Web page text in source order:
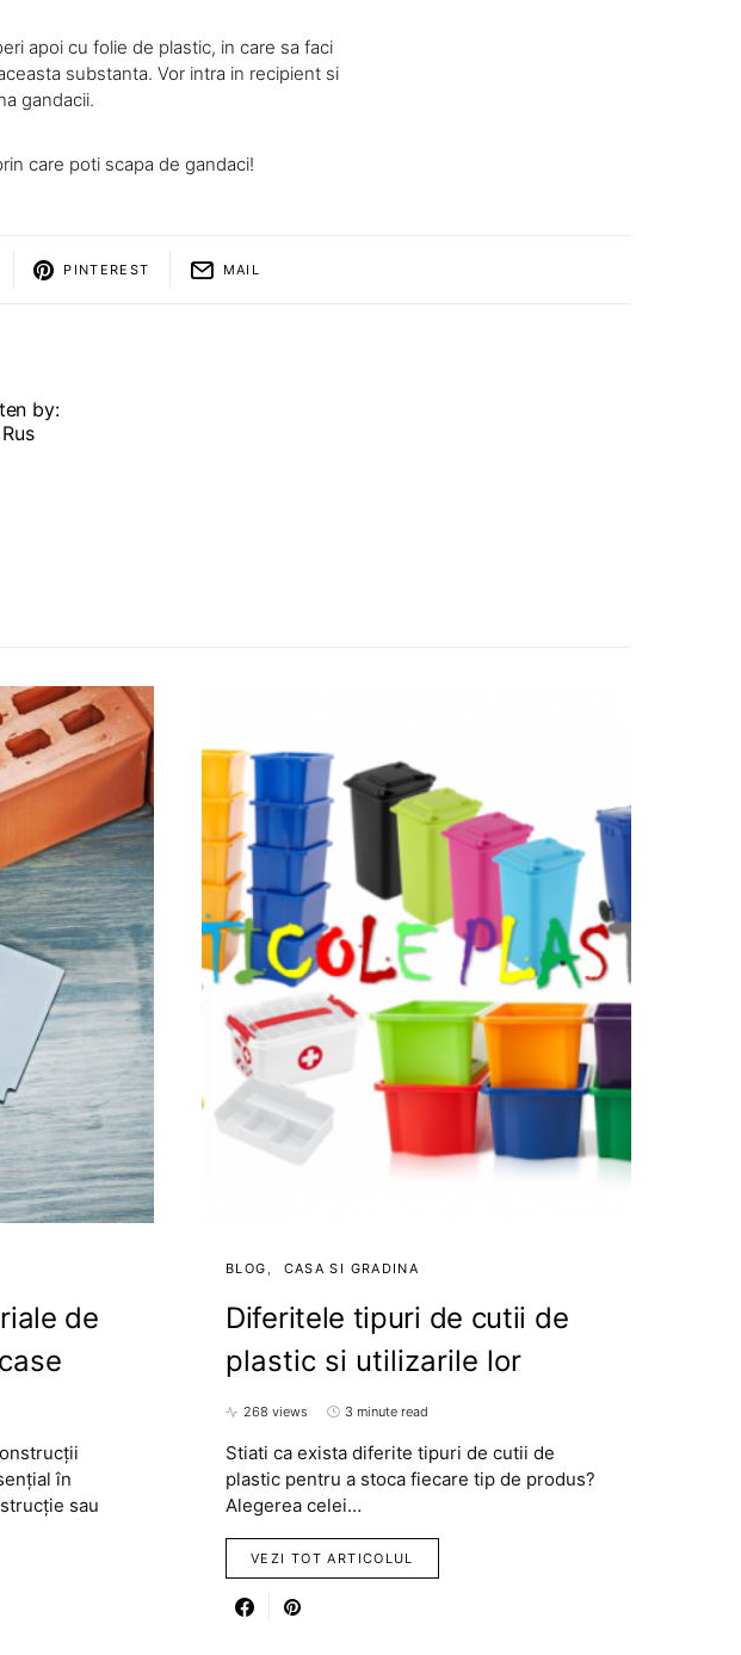
apoi cu folie de plastic, in care sa faci
substanta. Vor intra in recipient si
gandacii.
care poti scapa de gandaci!
PINTEREST MAIL
by:
de
în
sau
BLOG CASA SI GRADINA
Diferitele tipuri de cutii de
plastic si utilizarile lor
268 views 3 minute read
Stiati ca exista diferite tipuri de cutii de
plastic pentru a stoca fiecare tip de produs?
Alegerea celei…
VEZI TOT ARTICOLUL